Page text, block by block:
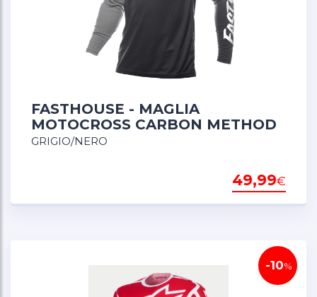
FASTHOUSE - MAGLIA
MOTOCROSS CARBON METHOD
GRIGIO/NERO
49,99€
-10%